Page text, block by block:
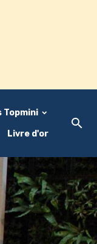
Topmini
Livre d'or